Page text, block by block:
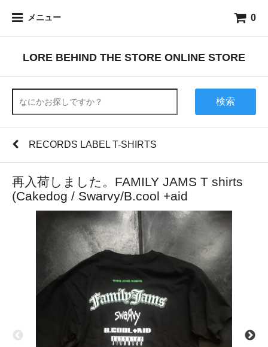
メニュー 0
LORE BEHIND THE STORE ONLINE STORE
検索
RECORDS LABEL T-SHIRTS
再入荷しました。FAMILY JAMS T shirts
(Cakedog / Swarvy/B.cool +aid